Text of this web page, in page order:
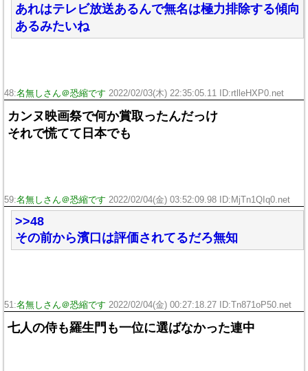
あれはテレビ放送あるんで無名は極力排除する傾向
あるみたいね
48:名無しさん＠恐縮です 2022/02/03(木) 22:35:05.11 ID:rtlleHXP0.net
カンヌ映画祭で何か賞取ったんだっけ
それで慌てて日本でも
59:名無しさん＠恐縮です 2022/02/04(金) 03:52:09.98 ID:MjTn1QIq0.net
>>48
その前から濱口は評価されてるだろ無知
51:名無しさん＠恐縮です 2022/02/04(金) 00:27:18.27 ID:Tn871oP50.net
七人の侍も羅生門も一位に選ばなかった連中